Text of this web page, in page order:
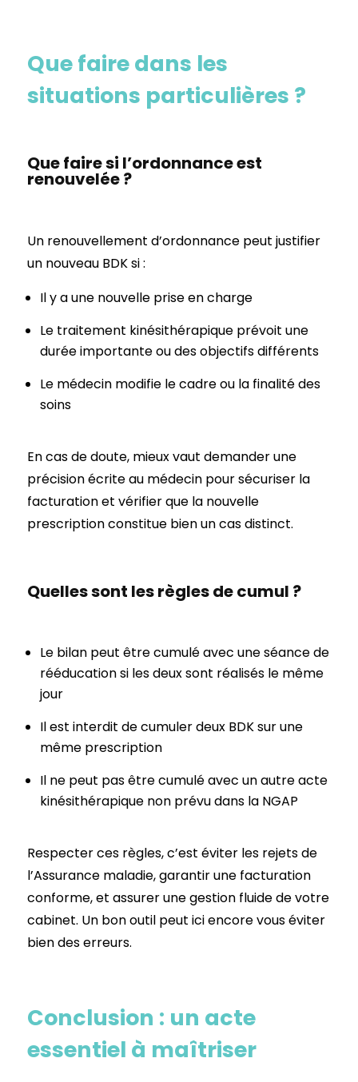
Que faire dans les
situations particulières ?
Que faire si l’ordonnance est
renouvelée ?
Un renouvellement d’ordonnance peut justifier
un nouveau BDK si :
Il y a une nouvelle prise en charge
Le traitement kinésithérapique prévoit une
durée importante ou des objectifs différents
Le médecin modifie le cadre ou la finalité des
soins
En cas de doute, mieux vaut demander une
précision écrite au médecin pour sécuriser la
facturation et vérifier que la nouvelle
prescription constitue bien un cas distinct.
Quelles sont les règles de cumul ?
Le bilan peut être cumulé avec une séance de
rééducation si les deux sont réalisés le même
jour
Il est interdit de cumuler deux BDK sur une
même prescription
Il ne peut pas être cumulé avec un autre acte
kinésithérapique non prévu dans la NGAP
Respecter ces règles, c’est éviter les rejets de
l’Assurance maladie, garantir une facturation
conforme, et assurer une gestion fluide de votre
cabinet. Un bon outil peut ici encore vous éviter
bien des erreurs.
Conclusion : un acte
essentiel à maîtriser